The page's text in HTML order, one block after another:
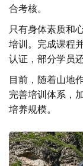
合考核。
只有身体素质和
培训。完成课程
认证，部分学员
目前，随着山地
完善培训体系，
培养规模。